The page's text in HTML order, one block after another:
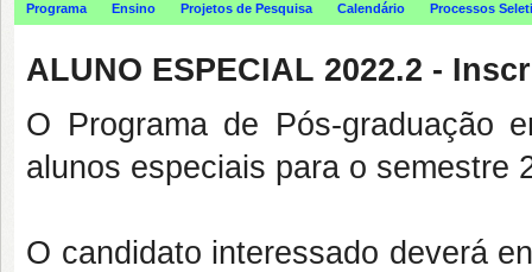
Programa Ensino Projetos de Pesquisa Calendário Processos
ALUNO ESPECIAL 2022.2 -
O Programa de Pós-graduação
alunos especiais para o semestre
O candidato interessado deverá